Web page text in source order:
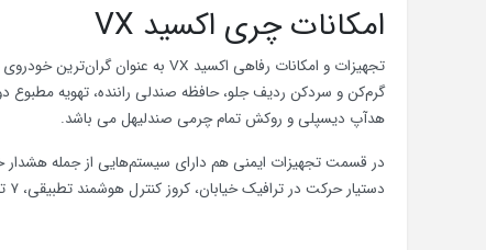
امکانات چری اکسید VX
گرم‌کن و سردکن ردیف جلو، حافظه صندلی راننده، تهویه مطبوع
هدآپ دیسپلی و روکش تمام چرمی صندلیهل می باشد.
در قسمت تجهیزات ایمنی هم دارای سیستم‌هایی از جمله
دستیار حرکت در ترافیک خیابان، کروز کنترل هوشمند تطبیقی، ۷ تا ۹ عدد کیسه هوا، نور بالای اتوماتیک و ترمز اضطراری اتوماتیک می باشد.